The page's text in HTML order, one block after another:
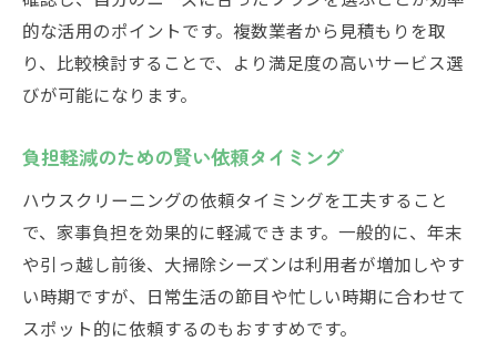
的な活用のポイントです。複数業者から見積もりを取
り、比較検討することで、より満足度の高いサービス選
びが可能になります。
負担軽減のための賢い依頼タイミング
ハウスクリーニングの依頼タイミングを工夫すること
で、家事負担を効果的に軽減できます。一般的に、年末
や引っ越し前後、大掃除シーズンは利用者が増加しやす
い時期ですが、日常生活の節目や忙しい時期に合わせて
スポット的に依頼するのもおすすめです。